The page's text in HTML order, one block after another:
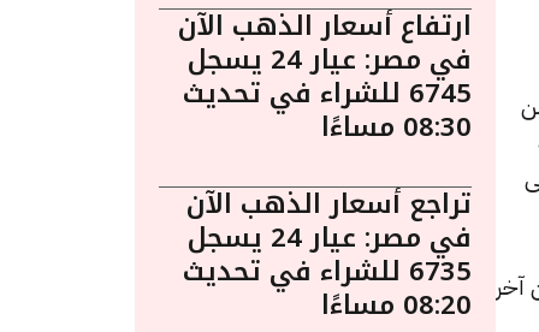
من
10 جنيهات عن آخر
ارتفاع أسعار الذهب الآن
في مصر: عيار 24 يسجل
6745 للشراء في تحديث
08:30 مساءًا
تراجع أسعار الذهب الآن
في مصر: عيار 24 يسجل
6735 للشراء في تحديث
08:20 مساءًا